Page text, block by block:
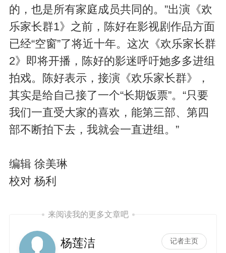
的，也是所有家庭成员共同的。”出演《欢
乐家长群1》之前，陈好在影视剧作品方面
已经“空窗”了将近十年。这次《欢乐家长群
2》即将开播，陈好的影迷呼吁她多多进组
拍戏。陈好表示，接演《欢乐家长群》，
其实是给自己接了一个“长期饭票”。“只要
我们一直受大家的喜欢，能第三部、第四
部不断拍下去，我就会一直进组。”
编辑 徐美琳
校对 杨利
来阅读我的更多文章吧
杨莲洁 记者主页